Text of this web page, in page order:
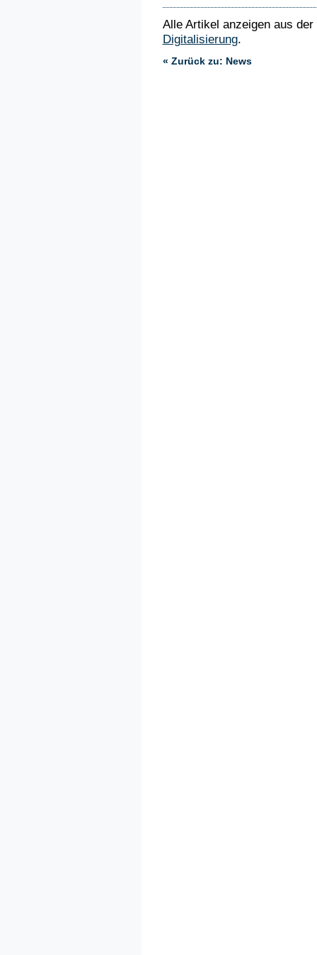
Alle Artikel anzeigen aus
Digitalisierung.
« Zurück zu: News